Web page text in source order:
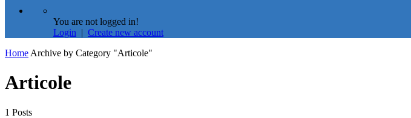
You are not logged in!
Login | Create new account
Home Archive by Category "Articole"
Articole
1 Posts